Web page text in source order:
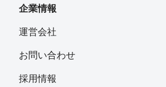
企業情報
運営会社
お問い合わせ
採用情報